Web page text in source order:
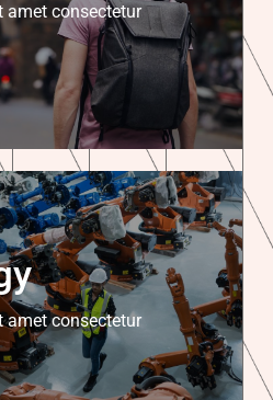
amet consectetur
amet consectetur